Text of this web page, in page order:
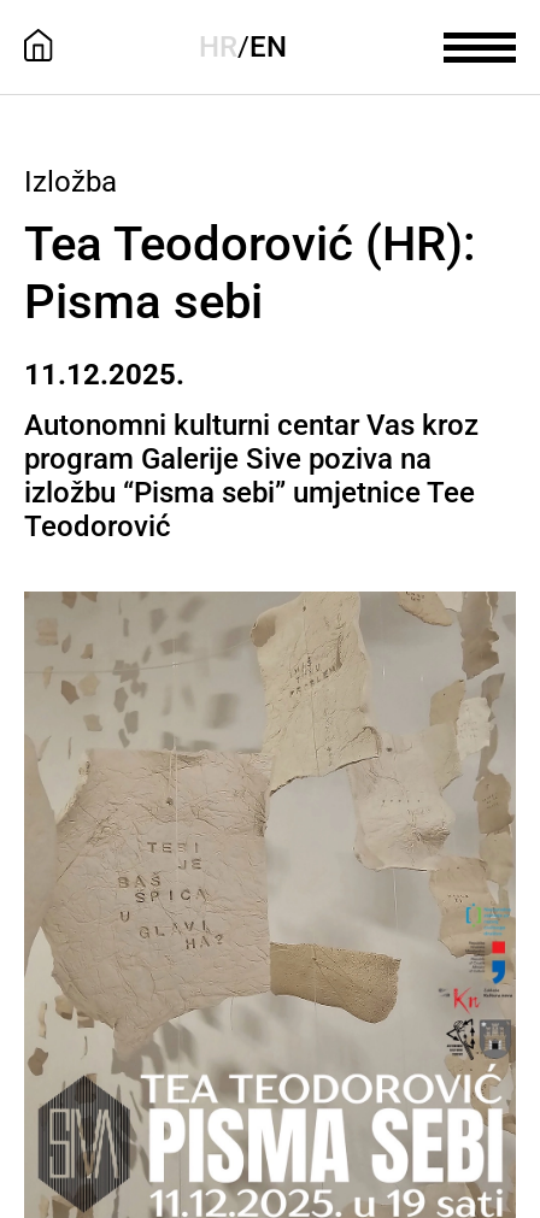
HR/EN
Izložba
Tea Teodorović (HR):
Pisma sebi
11.12.2025.
Autonomni kulturni centar Vas kroz
program Galerije Sive poziva na
izložbu “Pisma sebi” umjetnice Tee
Teodorović